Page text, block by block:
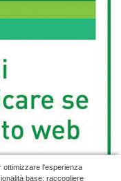
ottimizzare l'esperienza
base; raccogliere